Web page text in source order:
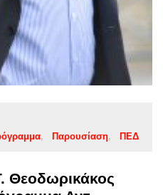
Παρουσίαση ΠΕΔ
Θεοδωρικάκος